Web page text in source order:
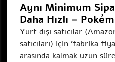
Aynı Minimum
Daha Hızlı –
İçin Küçük Parti
Yurt dışı satıcılar
satıcıları) için 'fabrika
arasında kalmak uzun